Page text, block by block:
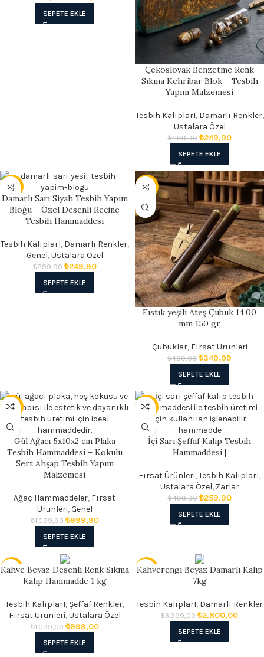
SEPETE EKLE
Çekoslovak Benzetme Renk
Sıkma Kehribar Blok – Tesbih
Yapım Malzemesi
Tesbih KalıplarI, Damarlı Renkler,
Ustalara Özel
₺299,90 ₺249,90
SEPETE EKLE
- 17%
Damarlı Sarı Siyah Tesbih Yapım
Bloğu – Özel Desenli Reçine
Tesbih Hammaddesi
Tesbih KalıplarI, Damarlı Renkler,
Genel,Ustalara Özel
₺299,90 ₺249,90
SEPETE EKLE
- 30%
Fıstık yeşili Ateş Çubuk 14.00
mm 150 gr
Çubuklar, Fırsat Ürünleri
₺499,00 ₺349,99
SEPETE EKLE
- 9%
Gül Ağacı 5x10x2 cm Plaka
Tesbih Hammaddesi – Kokulu
Sert Ahşap Tesbih Yapım
Malzemesi
Ağaç Hammaddeler, Fırsat
Ürünleri,Genel
₺1.099,90 ₺999,90
SEPETE EKLE
- 48%
İçi Sarı Şeffaf Kalıp Tesbih
Hammaddesi |
Fırsat Ürünleri,Tesbih KalıplarI,
Ustalara Özel, Zarlar
₺499,90 ₺259,90
SEPETE EKLE
- 9%
Kahve Beyaz Desenli Renk Sıkma
Kalıp Hammadde 1 kg
Tesbih KalıplarI, Şeffaf Renkler,
Fırsat Ürünleri,Ustalara Özel
₺1.099,00 ₺999,00
SEPETE EKLE
- 30%
Kahverengi Beyaz Damarlı Kalıp
7kg
Tesbih KalıplarI, Damarlı Renkler
₺3.999,00 ₺2.800,00
SEPETE EKLE